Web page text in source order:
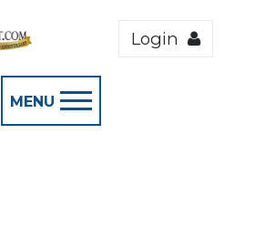
Login
MENU